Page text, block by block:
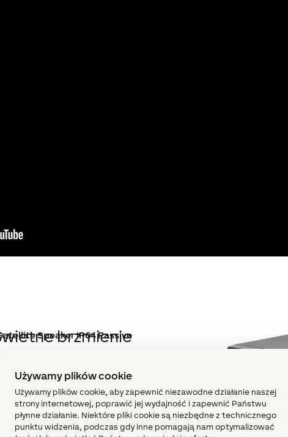
Używamy plików cookie
Używamy plików cookie, aby zapewnić niezawodne działanie naszej
strony internetowej, poprawić jej wydajność i zapewnić Państwu
płynne działanie. Niektóre pliki cookie są niezbędne z technicznego
punktu widzenia, podczas gdy inne pomagają nam optymalizować
Speaker IP64 Passive
brzmienie
miejscu
gdziekolwiek chcesz!
IP64 Passive jest nie tylko
wewnętrznego, ale dzięki
być również bez problemu
używany na zewnątrz.
montażu i elastycznemu